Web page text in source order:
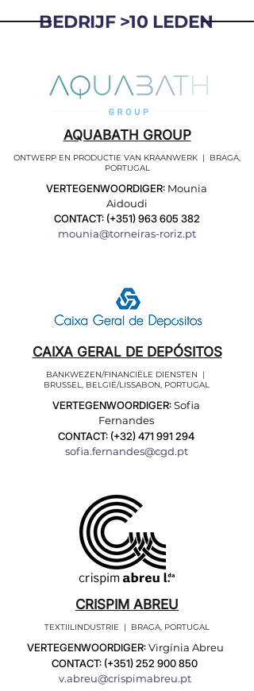
BEDRIJF >10 LEDEN
AQUABATH GROUP
ONTWERP EN PRODUCTIE VAN KRAANWERK | BRAGA,
PORTUGAL
VERTEGENWOORDIGER: Mounia
Aidoudi
CONTACT: (+351)963 605 382
mounia@torneiras-roriz.pt
CAIXA GERAL DE DEPÓSITOS
BANKWEZEN/FINANCIËLE DIENSTEN |
BRUSSEL, BELGIË/LISSABON, PORTUGAL
VERTEGENWOORDIGER:Sofia
Fernandes
CONTACT: (+32)471 991 294
sofia.fernandes@cgd.pt
CRISPIM ABREU
TEXTIILINDUSTRIE | BRAGA, PORTUGAL
VERTEGENWOORDIGER:Virgínia Abreu
CONTACT: (+351)252 900 850
v.abreu@crispimabreu.pt